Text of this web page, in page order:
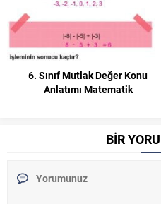
6. Sınıf Mutlak Değer Konu
Anlatımı Matematik
BİR